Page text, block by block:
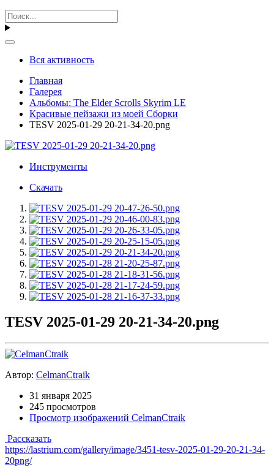
Вся активность
Главная
Галерея
Альбомы: The Elder Scrolls Skyrim LE
Красивые пейзажи из моей Сборки
TESV 2025-01-29 20-21-34-20.png
Инструменты
Скачать
TESV 2025-01-29 20-21-34-20.png
Автор: CelmanCtraik
31 января 2025
245 просмотров
Просмотр изображений CelmanCtraik
Рассказать
https://lastrium.com/gallery/image/3451-tesv-2025-01-29-20-21-34-
20png/